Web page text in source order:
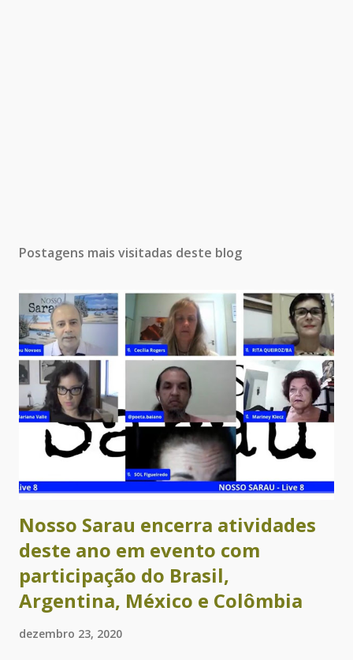
Postagens mais visitadas deste blog
Nosso Sarau encerra atividades
deste ano em evento com
participação do Brasil,
Argentina, México e Colômbia
dezembro 23, 2020